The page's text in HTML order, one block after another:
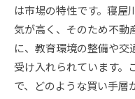
は市場の特性です。寝屋
気が高く、そのため不動
に、教育環境の整備や交
受け入れられています。
で、どのような買い手層